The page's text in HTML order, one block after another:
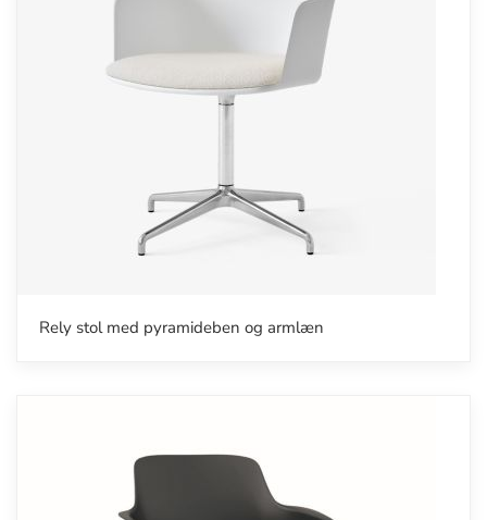
Rely stol med pyramideben og armlæn